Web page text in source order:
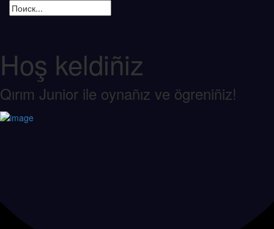
Hoş keldiñiz
Qırım Junior ile oynañız ve ögreniñiz!